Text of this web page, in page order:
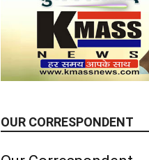
OUR CORRESPONDENT